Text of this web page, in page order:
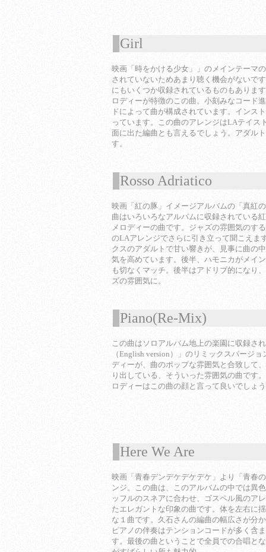
Girl
映画「時をかける少女」」のメインテーマ
されていないためあまり聴く機会がないで
にもいくつか収録されているものもありま
ロディーが特徴のこの曲。小刻みなコード
ドによって曲が構成されています。インス
っています。この曲のアレンジはLAテイス
面に出た編曲とも言えるでしょう。アダル
す。
Rosso Adriatico
映画「紅の豚」イメージアルバムの「真紅
曲はいろいろなアルバムに収録されている
メロディーの曲です。ジャズの雰囲気のす
のLAアレンジでさらに引き立って聞こえま
クスのアダルトで甘い響きが、見事に曲の
気を高めています。後半、ハモニカがメイ
も切なくマッチ。後半はアドリブ的になり
ズの雰囲気に。
Piano(Re-Mix)
この曲はソロアルバム地上の楽園に収録さ
（English version）」のリミックスバージ
ディーが、曲のポップな雰囲気と合致して
り出している、そういった雰囲気の曲です
ロディーはこの曲の顔と言って良いでしょ
Here We Are
映画「青春デンデケデケデケ」より「青春
ンジ。この曲は、このアルバムの中では異
ッフルのスネアに合わせ、ゴスペル風のア
たエレガントな印象の曲です。体を左右に
な１曲です。久石さんの編曲の幅広さが分
ピアノの伴奏はテンションコードが多く含
す。最後の曲ということで全員での合唱と